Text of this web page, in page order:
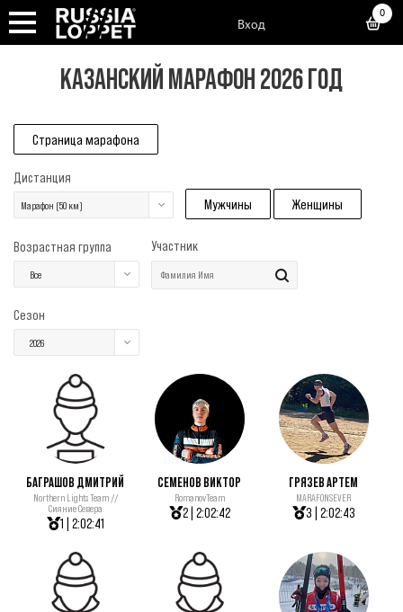
Вход
0
КАЗАНСКИЙ МАРАФОН 2026 ГОД
Страница марафона
Дистанция
Марафон (50 км) Мужчины Женщины
Возрастная группа
Все
Участник
Сезон
2026
БАГРАШОВ ДМИТРИЙ
Northern Lights Team //
Сияние Севера
1 | 2:02:41
СЕМЕНОВ ВИКТОР
RomanovTeam
2 | 2:02:42
ГРЯЗЕВ АРТЕМ
MARAFONSEVER
3 | 2:02:43